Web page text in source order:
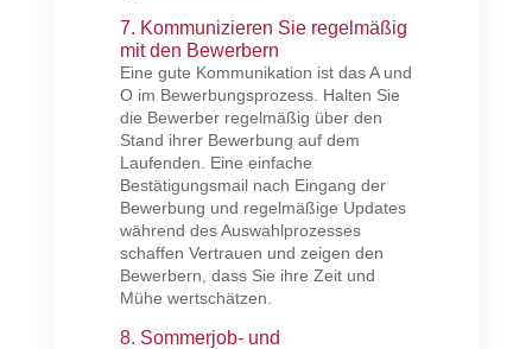
7. Kommunizieren Sie regelmäßig
mit den Bewerbern
Eine gute Kommunikation ist das A und
O im Bewerbungsprozess. Halten Sie
die Bewerber regelmäßig über den
Stand ihrer Bewerbung auf dem
Laufenden. Eine einfache
Bestätigungsmail nach Eingang der
Bewerbung und regelmäßige Updates
während des Auswahlprozesses
schaffen Vertrauen und zeigen den
Bewerbern, dass Sie ihre Zeit und
Mühe wertschätzen.
8. Sommerjob- und